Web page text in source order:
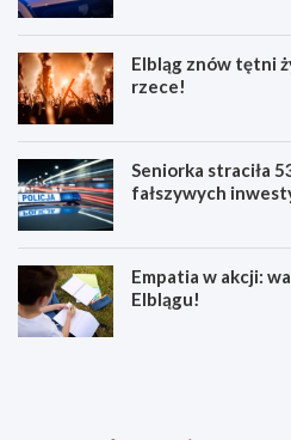
Elbląg znów tętni
rzece!
Seniorka straciła
fałszywych
Empatia w akcji:
Elblągu!
Z
E